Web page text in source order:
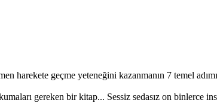
geçme yeteneğini kazanmanın 7 temel
gereken bir kitap... Sessiz sedasız on binlerce